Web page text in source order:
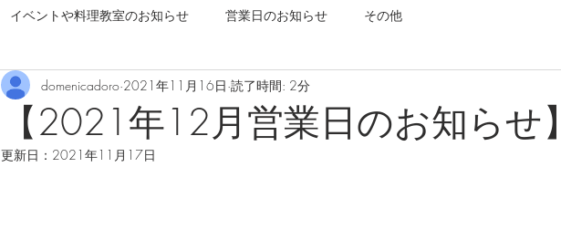
イベントや料理教室のお知らせ 営業日のお知らせ その他
【2021年12月営業日のお知らせ
domenicadoro 2021年11月16日 読了時間: 2分
更新日： 2021年11月17日